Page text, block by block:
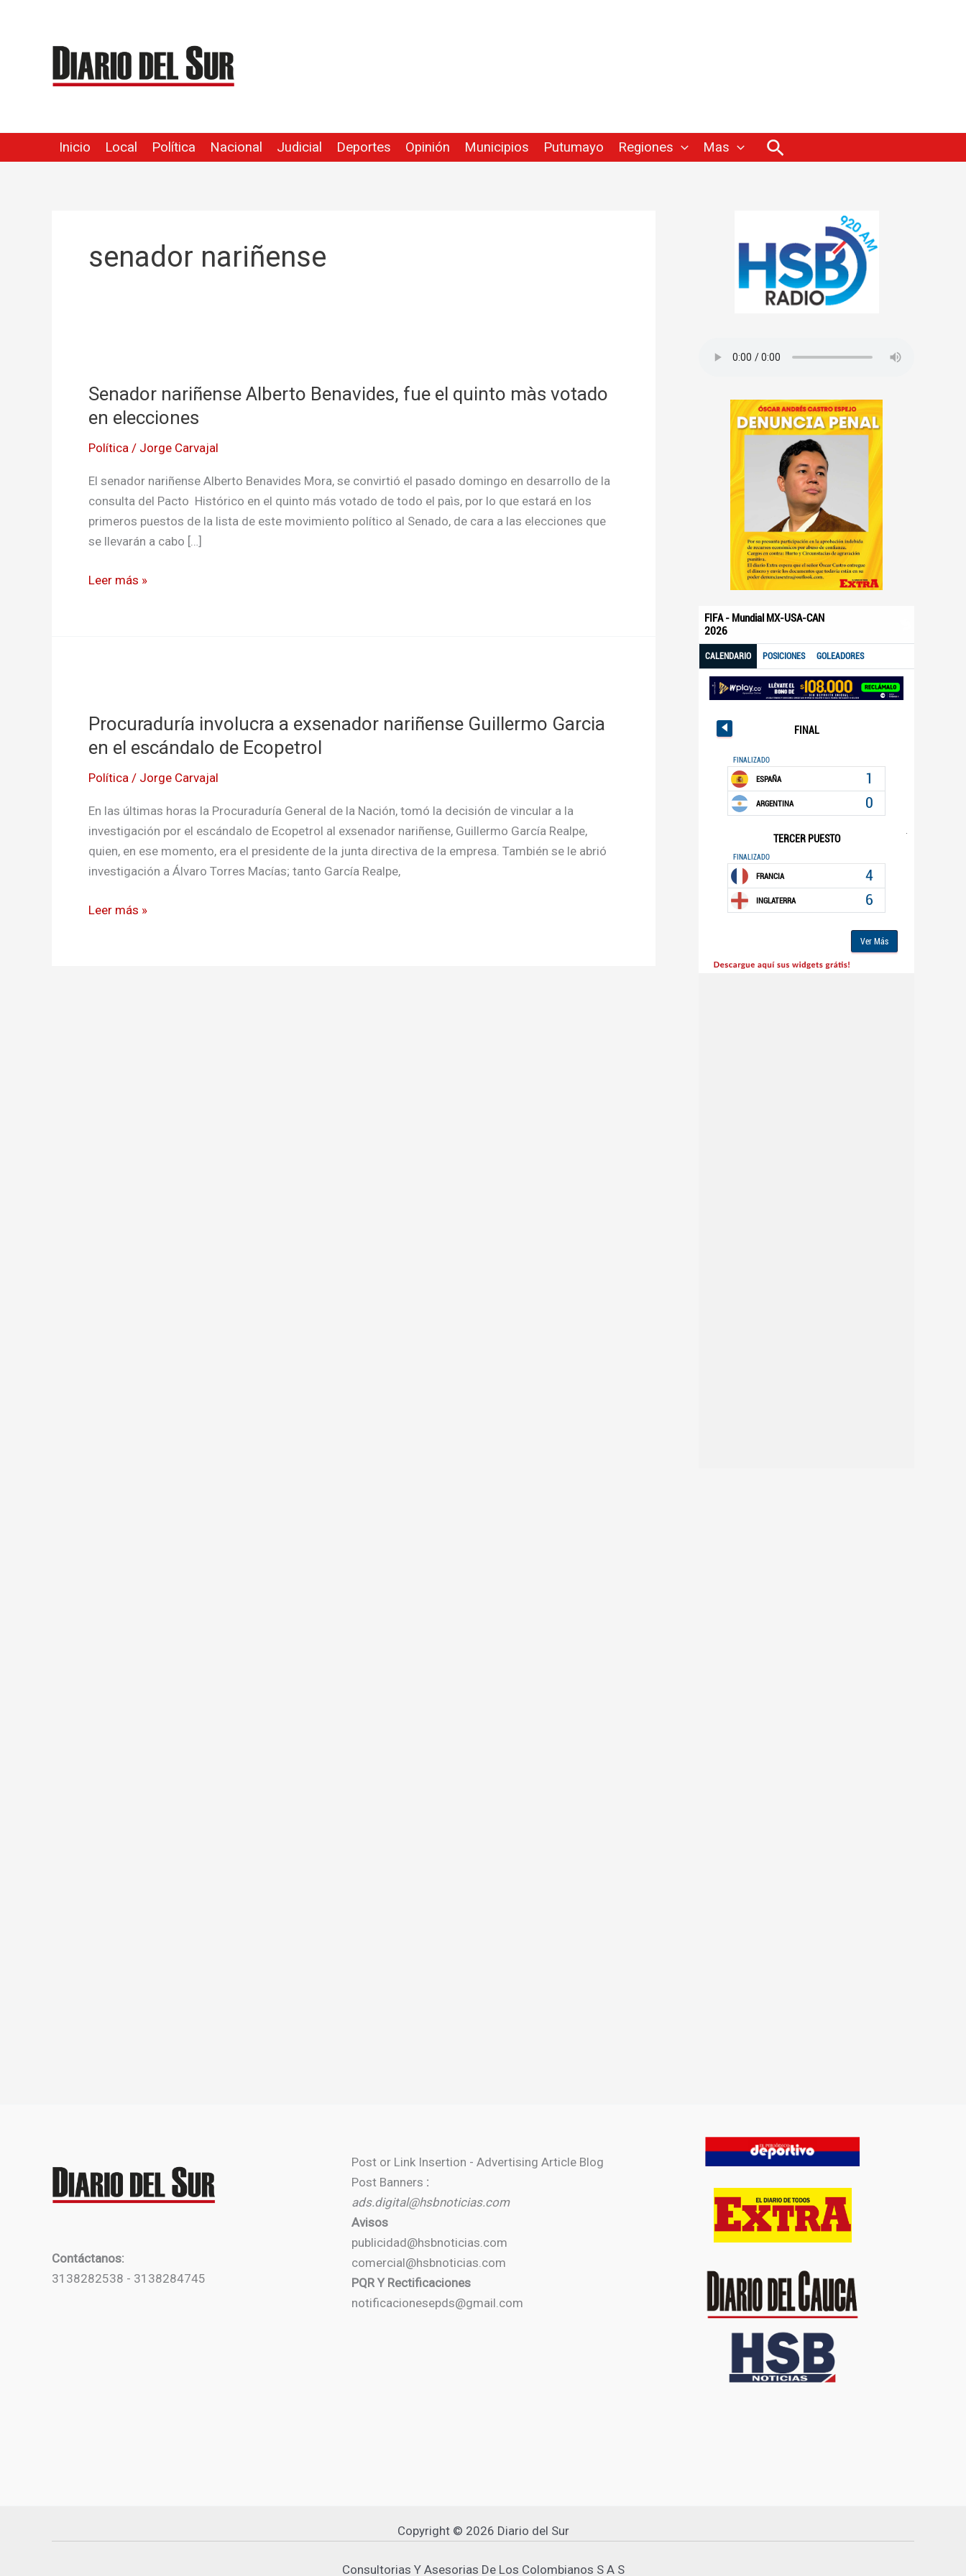
contenido
Inicio Local Política Nacional Judicial Deportes Opinión Municipios Putumayo Regiones Mas Buscar
senador nariñense
Senador nariñense Alberto Benavides, fue el quinto màs votado
en elecciones
Política / Jorge Carvajal
El senador nariñense Alberto Benavides Mora, se convirtió el pasado domingo en desarrollo de la
consulta del Pacto Histórico en el quinto más votado de todo el paìs, por lo que estará en los
primeros puestos de la lista de este movimiento político al Senado, de cara a las elecciones que
se llevarán a cabo […]
Alberto
Benavides,
el
quinto
votado
Leer más »
Procuraduría involucra a exsenador nariñense Guillermo Garcia
en el escándalo de Ecopetrol
Política / Jorge Carvajal
En las últimas horas la Procuraduría General de la Nación, tomó la decisión de vincular a la
investigación por el escándalo de Ecopetrol al exsenador nariñense, Guillermo García Realpe,
quien, en ese momento, era el presidente de la junta directiva de la empresa. También se le abrió
investigación a Álvaro Torres Macías; tanto García Realpe,
a
exsenador
Guillermo
Garcia
en
escándalo
Ecopetrol
Leer más »
Contáctanos:
3138282538 - 3138284745
Post or Link Insertion - Advertising Article Blog
Post Banners :
ads.digital@hsbnoticias.com
Avisos
publicidad@hsbnoticias.com
comercial@hsbnoticias.com
PQR Y Rectificaciones
notificacionesepds@gmail.com
Copyright © 2026 Diario del Sur
Consultorias Y Asesorias De Los Colombianos S A S